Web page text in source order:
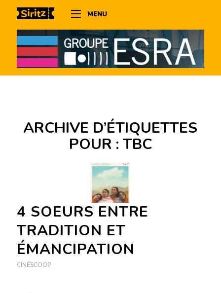
MENU
ARCHIVE D’ÉTIQUETTES
POUR : TBC
4 SOEURS ENTRE
TRADITION ET
ÉMANCIPATION
CINÉSCOOP